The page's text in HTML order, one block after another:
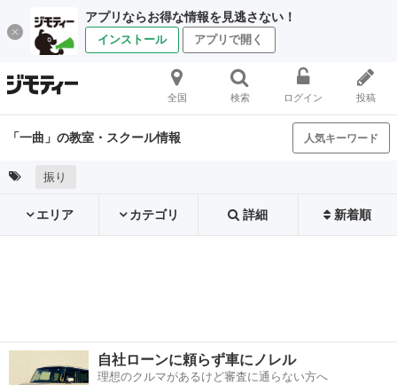
アプリならお得な情報を見逃さない！
インストール アプリで開く
全国 検索 ログイン 投稿
「一曲」の教室・スクール情報 人気キーワード
振り
エリア カテゴリ 詳細 新着順
自社ローンに頼らず車にノレル
理想のクルマがあるけど審査に通らない方へ